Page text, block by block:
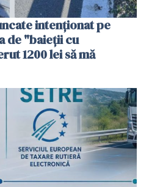
intenționat pe
de "baieții cu
1200 lei să mă